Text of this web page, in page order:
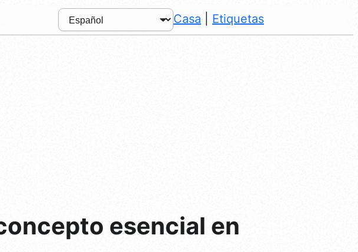
Casa Etiquetas
esencial en